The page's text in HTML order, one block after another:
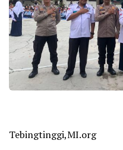
Tebingtinggi,MI.org